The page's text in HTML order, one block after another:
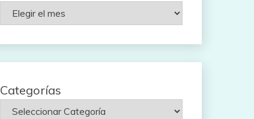
Rutas
Categorías